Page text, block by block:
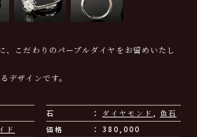
、こだわりのパープルダイヤをお留めいたし
デザインです。
石 ダイヤモンド , 色石
ド 価格 380,000